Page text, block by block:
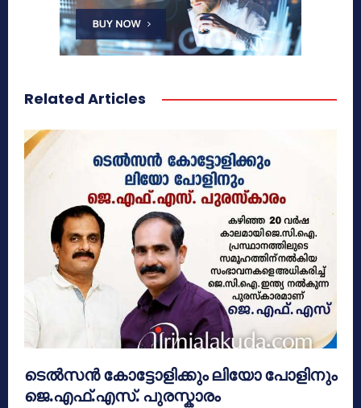
Related Articles
ടെൽസൻ കോട്ടോളിക്കും ലിയോ പോളിനും
ജെ.എഫ്.എസ്. പുരസ്കാരം